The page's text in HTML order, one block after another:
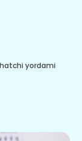
yordami